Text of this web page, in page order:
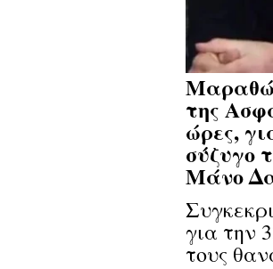
της
ώρες,
σύζυγο
Μάνο
για την
τους